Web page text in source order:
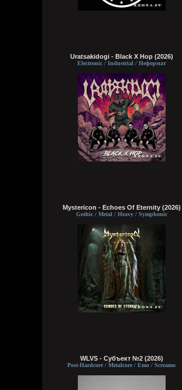
Uratsakidogi - Black X Hop (2026)
Electronic / Industrial / Неформат
Mystericon - Echoes Of Eternity (2026)
Gothic / Metal / Heavy / Symphonic
WLVS - Субъект №2 (2026)
Post-Hardcore / Metalcore / Emo / Screamo